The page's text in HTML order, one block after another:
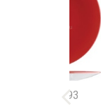
9023 C093